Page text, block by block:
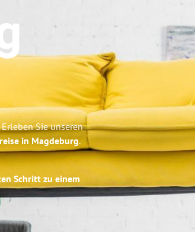
Sie unseren
in Magdeburg.
Schritt zu einem